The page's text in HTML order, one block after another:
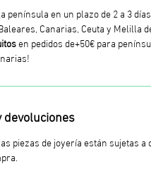
península en un plazo de 2 a 3
Canarias, Ceuta y Melilla
en pedidos de+50€ para
devoluciones
piezas de joyería están sujetas